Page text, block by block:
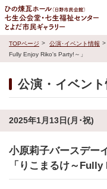
TOPページ 公演･イベント情報
Fully Enjoy Riko's Party!～」
公演・イベント
2025年1月13日(月･祝)
小原莉子バースデー
「りこまるけ～